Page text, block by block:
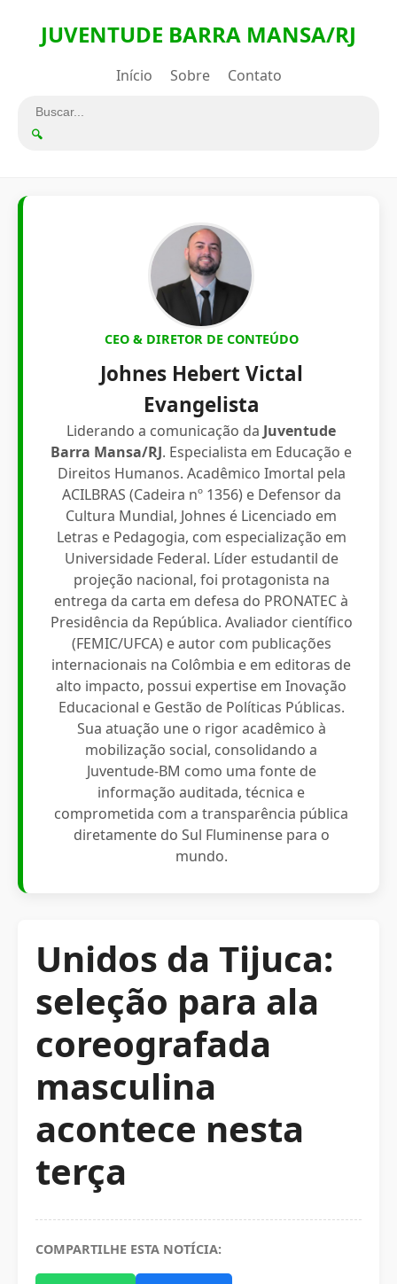
JUVENTUDE BARRA MANSA/RJ
Início Sobre Contato
🔍
CEO & DIRETOR DE CONTEÚDO
Johnes Hebert Victal
Evangelista
Liderando a comunicação da Juventude
Barra Mansa/RJ. Especialista em Educação e
Direitos Humanos. Acadêmico Imortal pela
ACILBRAS (Cadeira nº 1356) e Defensor da
Cultura Mundial, Johnes é Licenciado em
Letras e Pedagogia, com especialização em
Universidade Federal. Líder estudantil de
projeção nacional, foi protagonista na
entrega da carta em defesa do PRONATEC à
Presidência da República. Avaliador científico
(FEMIC/UFCA) e autor com publicações
internacionais na Colômbia e em editoras de
alto impacto, possui expertise em Inovação
Educacional e Gestão de Políticas Públicas.
Sua atuação une o rigor acadêmico à
mobilização social, consolidando a
Juventude-BM como uma fonte de
informação auditada, técnica e
comprometida com a transparência pública
diretamente do Sul Fluminense para o
mundo.
Unidos da Tijuca:
seleção para ala
coreografada
masculina
acontece nesta
terça
COMPARTILHE ESTA NOTÍCIA: